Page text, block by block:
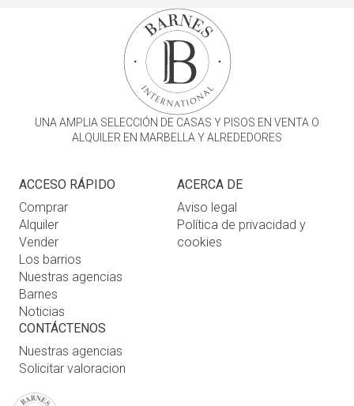
UNA AMPLIA SELECCIÓN DE CASAS Y PISOS EN VENTA O
ALQUILER EN MARBELLA Y ALREDEDORES
ACCESO RÁPIDO
Comprar
Alquiler
Vender
Los barrios
Nuestras agencias
Barnes
Noticias
ACERCA DE
Aviso legal
Política de privacidad y
cookies
CONTÁCTENOS
Nuestras agencias
Solicitar valoracion